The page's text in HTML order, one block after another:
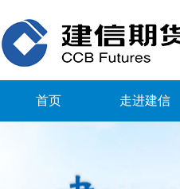
首页 走进建信